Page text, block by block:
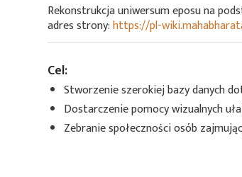
Rekonstrukcja uniwersum eposu na
adres strony:https://pl-
Cel:
Stworzenie szerokiej bazy danych
Dostarczenie pomocy wizualnych
Zebranie społeczności osób